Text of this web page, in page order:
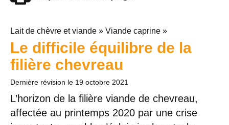
Lait de chèvre et viande » Viande caprine »
Le difficile équilibre de la
filière chevreau
Dernière révision le 19 octobre 2021
L’horizon de la filière viande de chevreau,
affectée au printemps 2020 par une crise